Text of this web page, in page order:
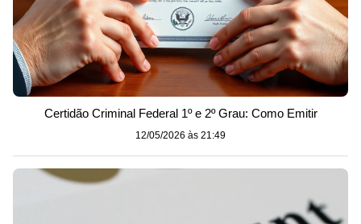
Certidão Criminal Federal 1º e 2º Grau: Como Emitir
12/05/2026 às 21:49